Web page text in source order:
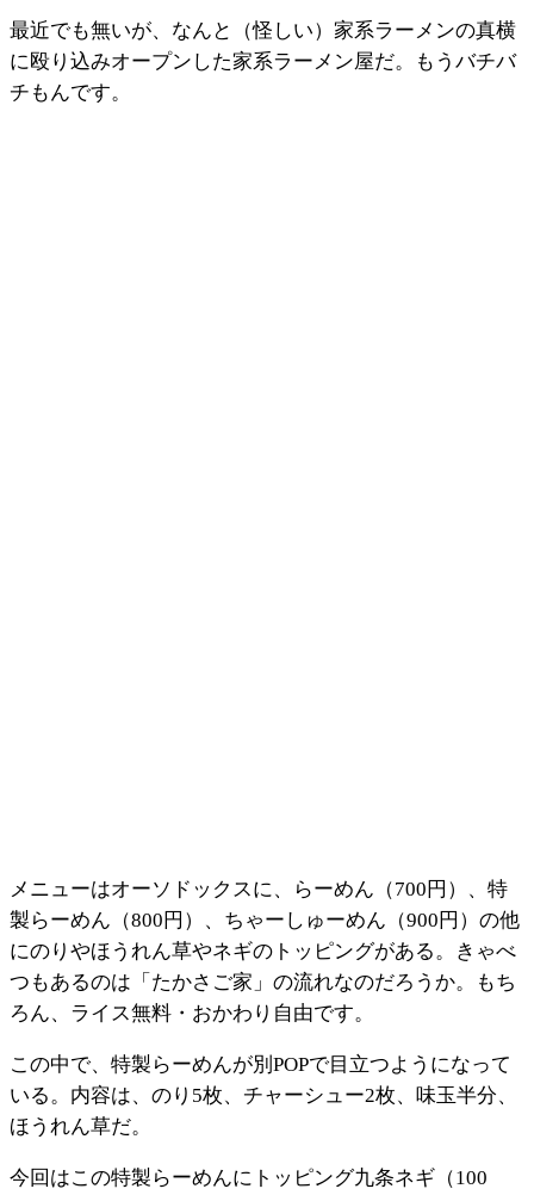
最近でも無いが、なんと（怪しい）家系ラーメンの真横
に殴り込みオープンした家系ラーメン屋だ。もうバチバ
チもんです。
メニューはオーソドックスに、らーめん（700円）、特
製らーめん（800円）、ちゃーしゅーめん（900円）の他
にのりやほうれん草やネギのトッピングがある。きゃべ
つもあるのは「たかさご家」の流れなのだろうか。もち
ろん、ライス無料・おかわり自由です。
この中で、特製らーめんが別POPで目立つようになって
いる。内容は、のり5枚、チャーシュー2枚、味玉半分、
ほうれん草だ。
今回はこの特製らーめんにトッピング九条ネギ（100